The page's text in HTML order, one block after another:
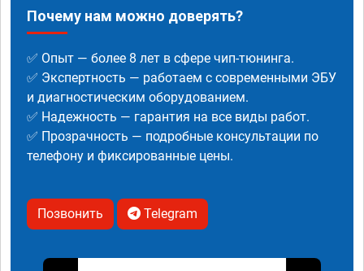
Почему нам можно доверять?
✅ Опыт — более 8 лет в сфере чип-тюнинга.
✅ Экспертность — работаем с современными ЭБУ
и диагностическим оборудованием.
✅ Надежность — гарантия на все виды работ.
✅ Прозрачность — подробные консультации по
телефону и фиксированные цены.
Позвонить Telegram